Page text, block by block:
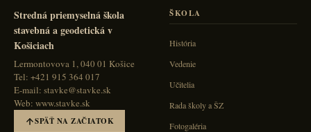
Stredná priemyselná škola
stavebná a geodetická v
Košiciach
Lermontovova 1, 040 01 Košice
Tel: +421 915 364 017
E-mail: stavke@stavke.sk
Web: www.stavke.sk
SPÄŤ NA ZAČIATOK
ŠKOLA
História
Vedenie
Učitelia
Rada školy a ŠZ
Fotogaléria